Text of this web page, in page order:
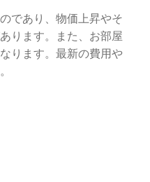
であり、物価上昇やそ
ります。また、お部屋
ります。最新の費用や